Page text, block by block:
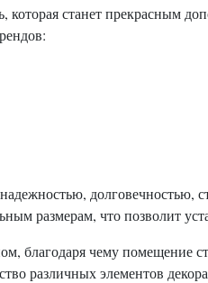
станет прекрасным
долговечностью,
размерам, что позволит
благодаря чему помещение
различных элементов